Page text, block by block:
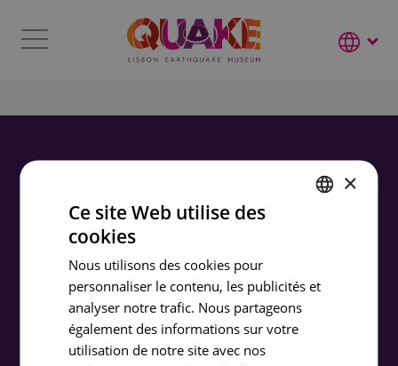
FRENCH
×
Ce site Web utilise des
cookies
Nous utilisons des cookies pour
personnaliser le contenu, les publicités et
analyser notre trafic. Nous partageons
également des informations sur votre
utilisation de notre site avec nos